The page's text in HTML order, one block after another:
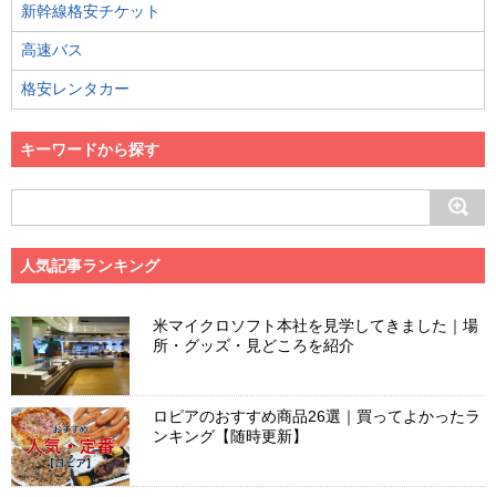
新幹線格安チケット
高速バス
格安レンタカー
キーワードから探す
人気記事ランキング
米マイクロソフト本社を見学してきました｜場
所・グッズ・見どころを紹介
ロピアのおすすめ商品26選｜買ってよかったラ
ンキング【随時更新】